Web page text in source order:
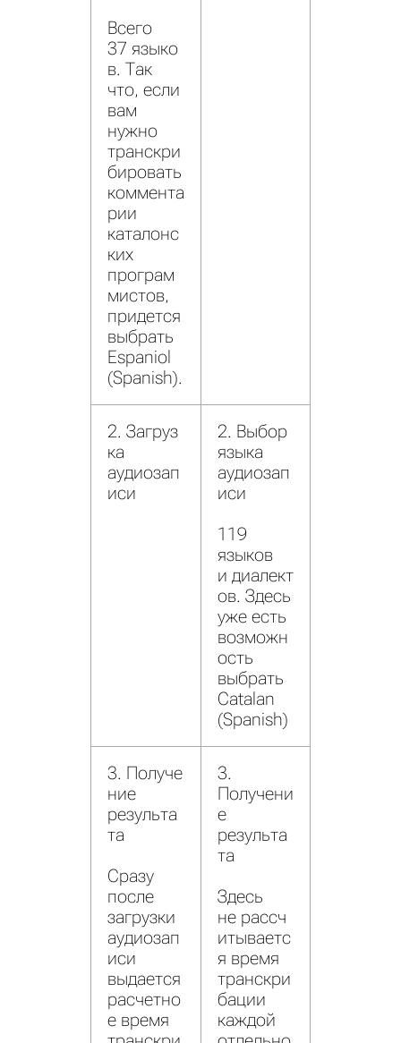
Всего
37 языко
в. Так
что, если
вам
нужно
транскри
бировать
коммента
рии
каталонс
ких
програм
мистов,
придется
выбрать
Espaniol
(Spanish).
2. Загруз
ка
аудиозап
иси
2. Выбор
языка
аудиозап
иси
119
языков
и диалект
ов. Здесь
уже есть
возможн
ость
выбрать
Catalan
(Spanish)
3. Получе
ние
результа
та
Сразу
после
загрузки
аудиозап
иси
выдается
расчетно
е время
3.
Получени
е
результа
та
Здесь
не рассч
итываетс
я время
транскри
бации
каждой